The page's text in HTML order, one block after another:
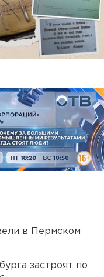
в Пермском
застроят по